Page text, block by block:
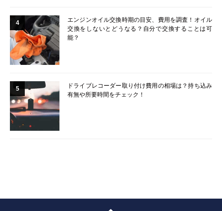
4
エンジンオイル交換時期の目安、費用を調査！オイル
交換をしないとどうなる？自分で交換することは可
能？
5
ドライブレコーダー取り付け費用の相場は？持ち込み
有無や所要時間をチェック！